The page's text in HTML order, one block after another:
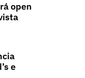
open
e